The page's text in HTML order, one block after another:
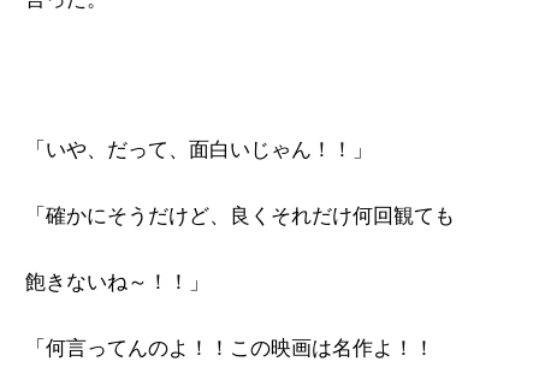
「いや、だって、面白いじゃん！！」
「確かにそうだけど、良くそれだけ何回観ても
飽きないね～！！」
「何言ってんのよ！！この映画は名作よ！！